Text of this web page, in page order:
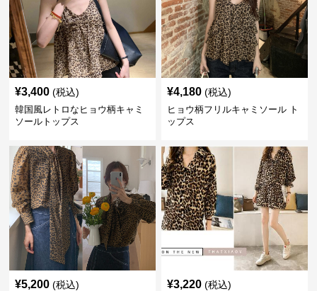
¥3,400 (税込)
韓国風レトロなヒョウ柄キャミ
ソールトップス
¥4,180 (税込)
ヒョウ柄フリルキャミソール ト
ップス
¥5,200 (税込) ¥3,220 (税込)